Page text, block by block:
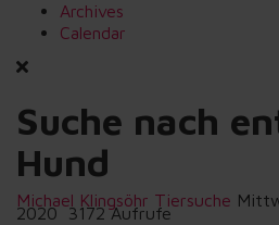
Archives
Calendar
Suche nach
Hund
Michael Klingsöhr Tiersuche
2020 3172 Aufrufe